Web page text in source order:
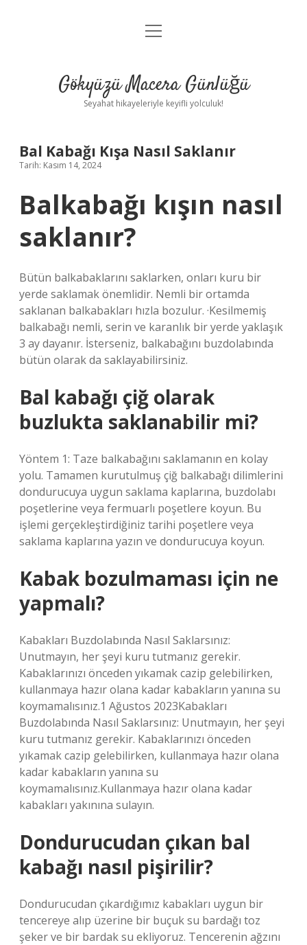
Anasayfa
Yasal Uyarı
menüyü
Gökyüzü Macera Günlüğü
Seyahat hikayeleriyle keyifli yolculuk!
Bal Kabağı Kışa Nasıl Saklanır
Tarih: Kasım 14, 2024
Balkabağı kışın nasıl
saklanır?
Bütün balkabaklarını saklarken, onları kuru bir
yerde saklamak önemlidir. Nemli bir ortamda
saklanan balkabakları hızla bozulur. ·Kesilmemiş
balkabağı nemli, serin ve karanlık bir yerde yaklaşık
3 ay dayanır. İsterseniz, balkabağını buzdolabında
bütün olarak da saklayabilirsiniz.
Bal kabağı çiğ olarak
buzlukta saklanabilir mi?
Yöntem 1: Taze balkabağını saklamanın en kolay
yolu. Tamamen kurutulmuş çiğ balkabağı dilimlerini
dondurucuya uygun saklama kaplarına, buzdolabı
poşetlerine veya fermuarlı poşetlere koyun. Bu
işlemi gerçekleştirdiğiniz tarihi poşetlere veya
saklama kaplarına yazın ve dondurucuya koyun.
Kabak bozulmaması için ne
yapmalı?
Kabakları Buzdolabında Nasıl Saklarsınız:
Unutmayın, her şeyi kuru tutmanız gerekir.
Kabaklarınızı önceden yıkamak cazip gelebilirken,
kullanmaya hazır olana kadar kabakların yanına su
koymamalısınız.1 Ağustos 2023Kabakları
Buzdolabında Nasıl Saklarsınız: Unutmayın, her şeyi
kuru tutmanız gerekir. Kabaklarınızı önceden
yıkamak cazip gelebilirken, kullanmaya hazır olana
kadar kabakların yanına su
koymamalısınız.Kullanmaya hazır olana kadar
kabakları yakınına sulayın.
Dondurucudan çıkan bal
kabağı nasıl pişirilir?
Dondurucudan çıkardığımız kabakları uygun bir
tencereye alıp üzerine bir buçuk su bardağı toz
şeker ve bir bardak su ekliyoruz. Tencerenin ağzını